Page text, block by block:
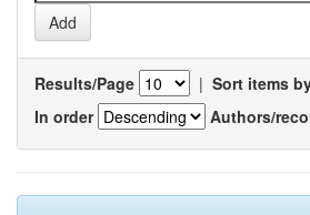
Results/Page | Sort items
In order
Authors/